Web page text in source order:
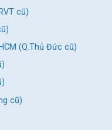
cũ)
(Q.Thủ Đức cũ)
cũ)